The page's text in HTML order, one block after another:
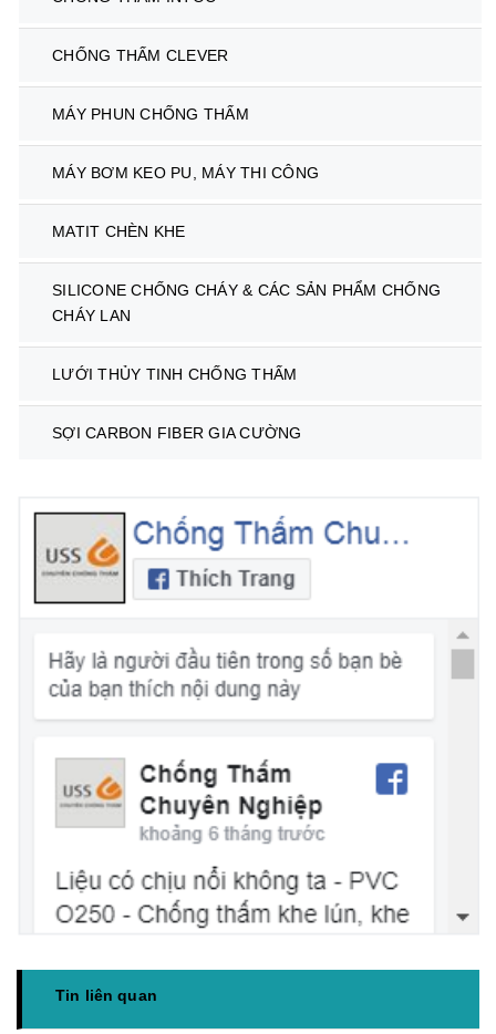
CHỐNG THẤM CLEVER
MÁY PHUN CHỐNG THẤM
MÁY BƠM KEO PU, MÁY THI CÔNG
MATIT CHÈN KHE
SILICONE CHỐNG CHÁY & CÁC SẢN PHẨM CHỐNG
CHÁY LAN
LƯỚI THỦY TINH CHỐNG THẤM
SỢI CARBON FIBER GIA CƯỜNG
Tin liên quan